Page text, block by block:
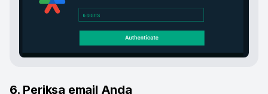
6. Periksa email Anda